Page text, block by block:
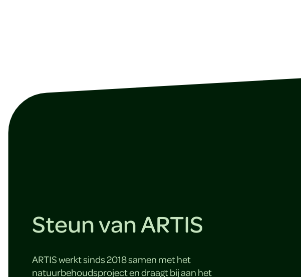
Steun van ARTIS
ARTIS werkt sinds 2018 samen met het
natuurbehoudsproject en draagt bij aan het